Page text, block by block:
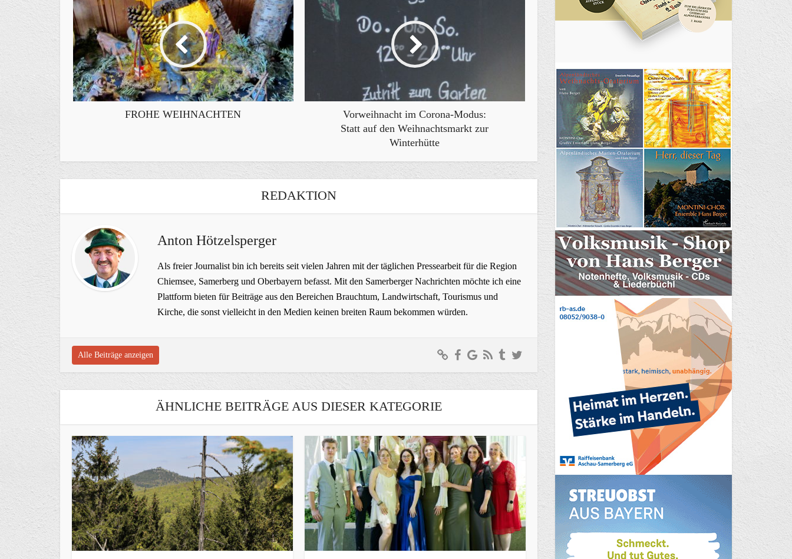
FROHE WEIHNACHTEN
Vorweihnacht im Corona-Modus:
Statt auf den Weihnachtsmarkt zur
Winterhütte
REDAKTION
Anton Hötzelsperger
Als freier Journalist bin ich bereits seit vielen Jahren mit der täglichen Pressearbeit für die Region
Chiemsee, Samerberg und Oberbayern befasst. Mit den Samerberger Nachrichten möchte ich eine
Plattform bieten für Beiträge aus den Bereichen Brauchtum, Landwirtschaft, Tourismus und
Kirche, die sonst vielleicht in den Medien keinen breiten Raum bekommen würden.
Alle Beiträge anzeigen
ÄHNLICHE BEITRÄGE AUS DIESER KATEGORIE